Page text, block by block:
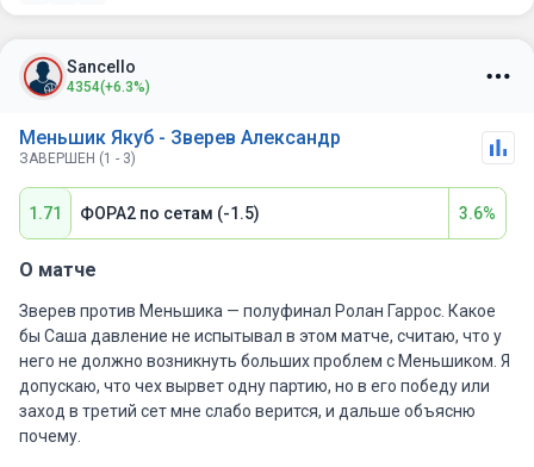
Sancello
4354(+6.3%)
Меньшик Якуб - Зверев Александр
ЗАВЕРШЕН (1 - 3)
1.71 ФОРА2 по сетам (-1.5) 3.6%
О матче
Зверев против Меньшика — полуфинал Ролан Гаррос. Какое
бы Саша давление не испытывал в этом матче, считаю, что у
него не должно возникнуть больших проблем с Меньшиком. Я
допускаю, что чех вырвет одну партию, но в его победу или
заход в третий сет мне слабо верится, и дальше объясню
почему.